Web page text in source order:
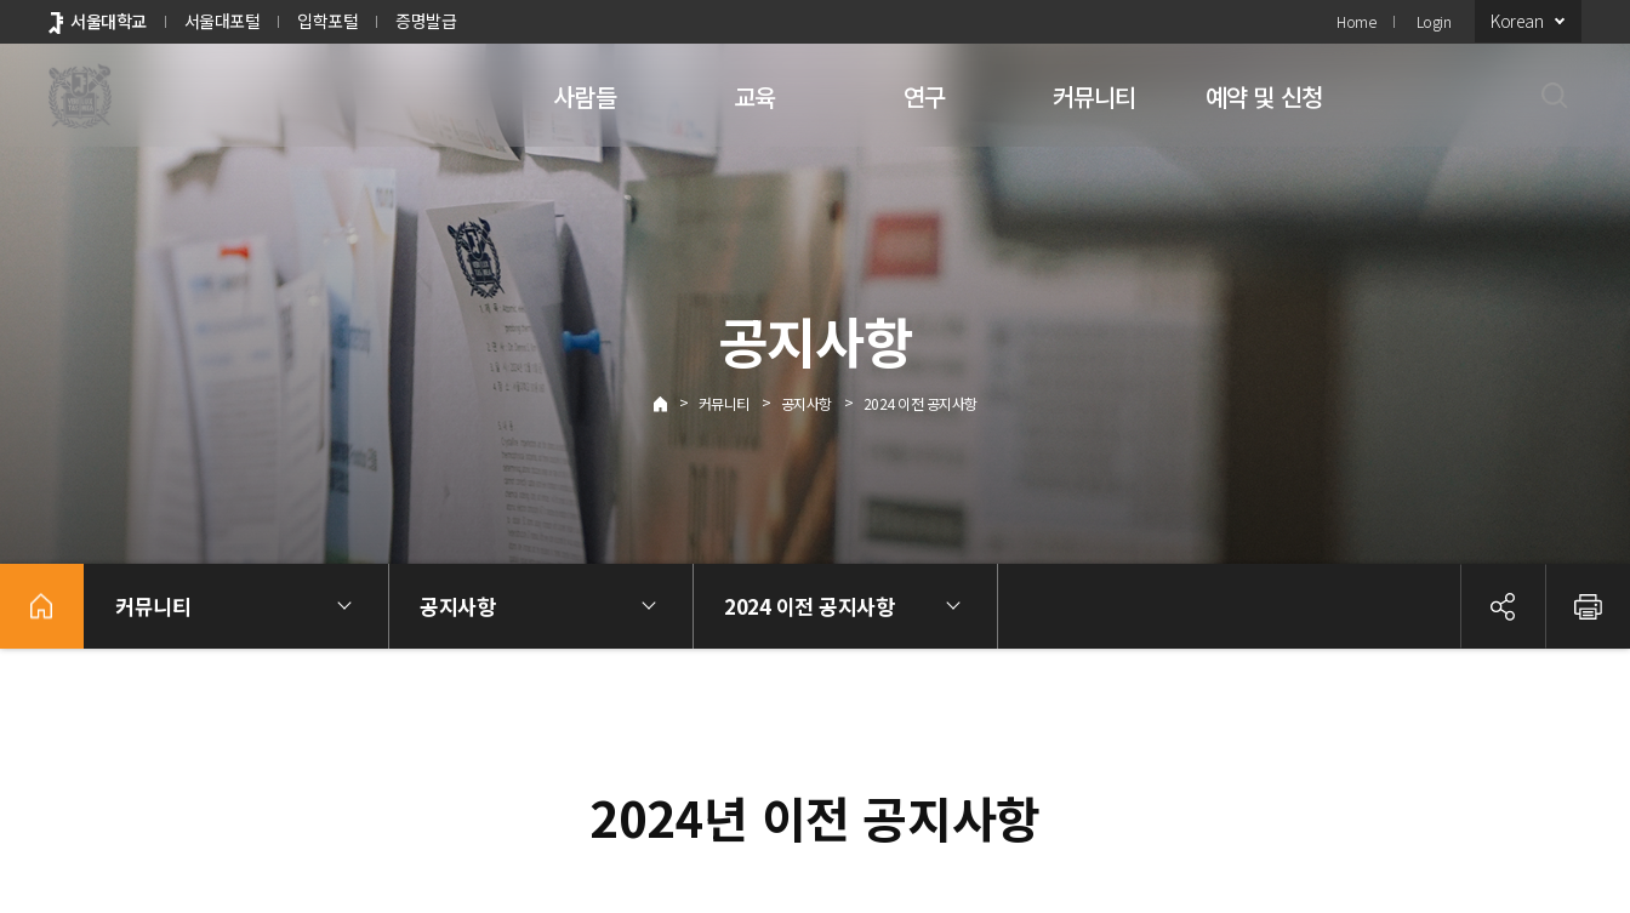
바로가기
메뉴
서울대학교 서울대포털 입학포털 증명발급 Home Login Korean
사람들 교육 연구 커뮤니티 예약 및 신청
공지사항
> 커뮤니티 > 공지사항 > 2024 이전 공지사항
커뮤니티 공지사항 2024 이전 공지사항
2024년 이전 공지사항